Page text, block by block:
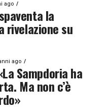
ago
la
rivelazione su
ago
Sampdoria ha
Ma non c’è